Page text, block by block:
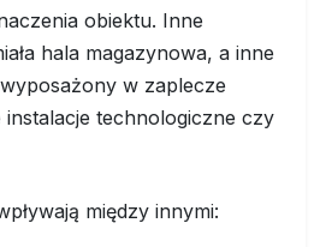
obiektu. Inne
hala magazynowa, a inne
w zaplecze
technologiczne czy
między innymi: